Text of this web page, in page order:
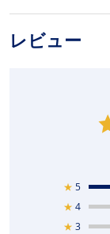
レビュー
★ 5
★ 4
★ 3